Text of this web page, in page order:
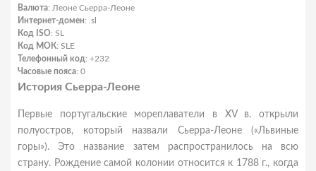
Валюта: Леоне Сьерра-Леоне
Интернет-домен: .sl
Код ISO: SL
Код МОК: SLE
Телефонный код: +232
Часовые пояса: 0
История Сьерра-Леоне
Первые португальские мореплаватели в XV в. открыли
полуостров, который назвали Сьерра-Леоне («Львиные
горы»). Это название затем распространилось на всю
страну. Рождение самой колонии относится к 1788 г., когда